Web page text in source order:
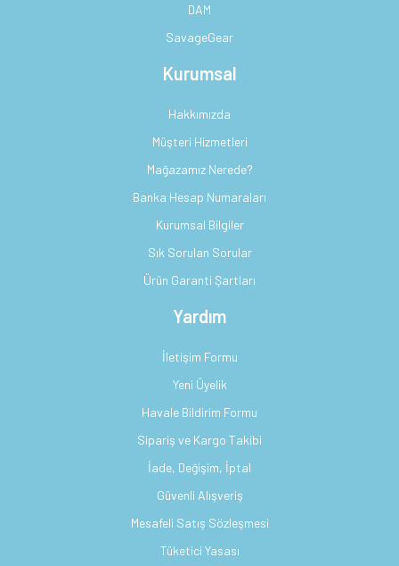
DAM
SavageGear
Kurumsal
Hakkımızda
Müşteri Hizmetleri
Mağazamız Nerede?
Banka Hesap Numaraları
Kurumsal Bilgiler
Sık Sorulan Sorular
Ürün Garanti Şartları
Yardım
İletişim Formu
Yeni Üyelik
Havale Bildirim Formu
Sipariş ve Kargo Takibi
İade, Değişim, İptal
Güvenli Alışveriş
Mesafeli Satış Sözleşmesi
Tüketici Yasası